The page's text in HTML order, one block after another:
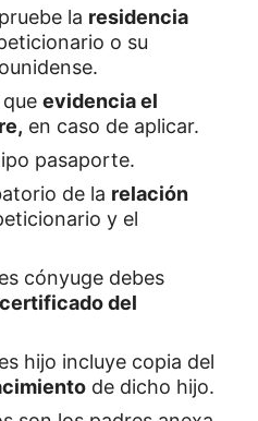
la residencia
o su
evidencia el
en caso de aplicar.
pasaporte.
de la relación
y el
cónyuge debes
certificado del
hijo incluye copia del
de dicho hijo.